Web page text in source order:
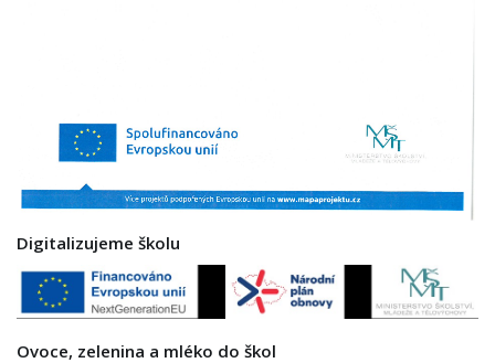
Digitalizujeme školu
Ovoce, zelenina a mléko do škol